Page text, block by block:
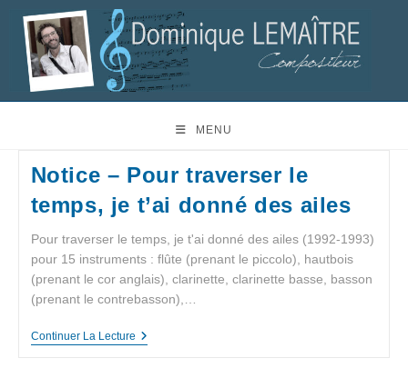
MENU
Notice – Pour traverser le
temps, je t’ai donné des ailes
Pour traverser le temps, je t'ai donné des ailes (1992-1993)
pour 15 instruments : flûte (prenant le piccolo), hautbois
(prenant le cor anglais), clarinette, clarinette basse, basson
(prenant le contrebasson),…
Continuer La Lecture